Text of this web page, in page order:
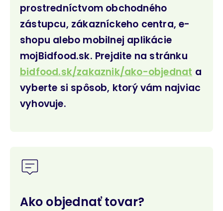
prostredníctvom obchodného
zástupcu, zákazníckeho centra, e-
shopu alebo mobilnej aplikácie
mojBidfood.sk. Prejdite na stránku
bidfood.sk/zakaznik/ako-objednat a
vyberte si spôsob, ktorý vám najviac
vyhovuje.
Ako objednať tovar?